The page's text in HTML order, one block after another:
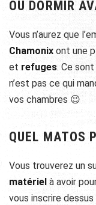
OÙ DORMIR
Vous n’aurez que l’
Chamonix ont une
et refuges. Ce
n’est pas ce qui
vos chambres 😉
QUEL MATOS
Vous trouverez un
matériel à avoir
vous inscrire